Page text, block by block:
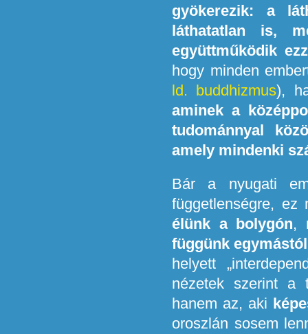
gyökerezik: a
láthatatlan is,
együttműködik
hogy minden
ld. buddhizmus),
aminek a
tudománnyal
amely mindenki
Bár a nyugati
függetlenségre,
élünk a bolygón,
függünk egymástól
helyett
nézetek szerint a
hanem az, aki
oroszlán sosem